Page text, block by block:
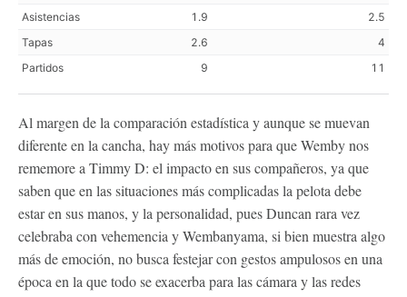
Asistencias
1.9
2.5
Tapas
2.6
4
Partidos
9 11
Al margen de la comparación estadística y aunque se muevan
diferente en la cancha, hay más motivos para que Wemby nos
rememore a Timmy D: el impacto en sus compañeros, ya que
saben que en las situaciones más complicadas la pelota debe
estar en sus manos, y la personalidad, pues Duncan rara vez
celebraba con vehemencia y Wembanyama, si bien muestra algo
más de emoción, no busca festejar con gestos ampulosos en una
época en la que todo se exacerba para las cámara y las redes